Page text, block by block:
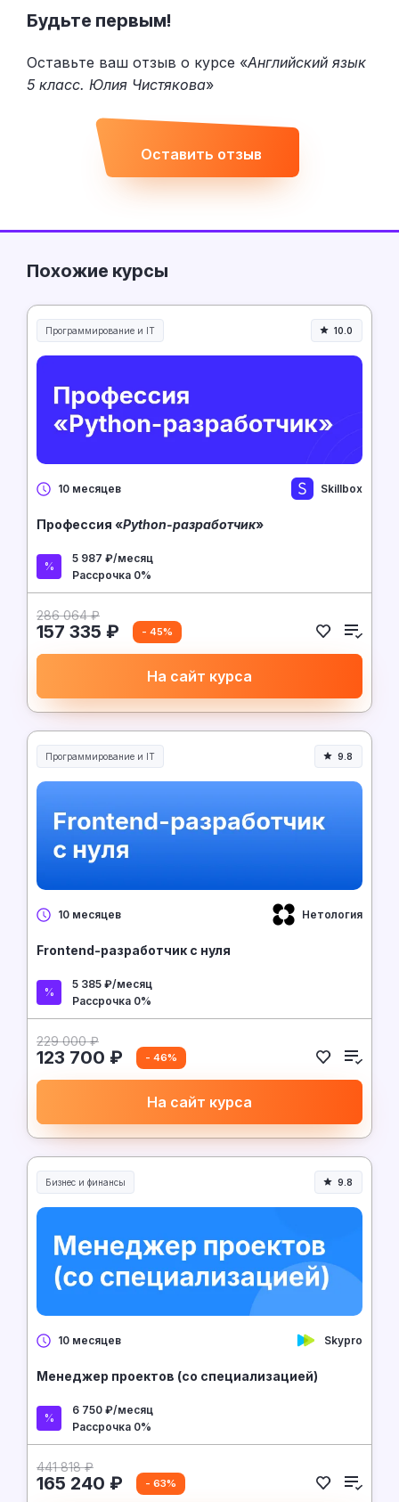
Будьте первым!
Оставьте ваш отзыв о курсе «Английский язык
5 класс. Юлия Чистякова»
Оставить отзыв
Похожие курсы
Программирование и IT 10.0
10 месяцев Skillbox
Профессия «Python-разработчик»
5 987 ₽/месяц
Рассрочка 0%
286 064 ₽
157 335 ₽ - 45%
На сайт курса
Программирование и IT 9.8
10 месяцев Нетология
Frontend-разработчик с нуля
5 385 ₽/месяц
Рассрочка 0%
229 000 ₽
123 700 ₽ - 46%
На сайт курса
Бизнес и финансы 9.8
10 месяцев Skypro
Менеджер проектов (со специализацией)
6 750 ₽/месяц
Рассрочка 0%
441 818 ₽
165 240 ₽ - 63%